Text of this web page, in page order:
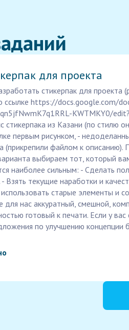
для проекта
стикерпак для проекта
ссылке https://docs.google.com/
KWTMKY0/
стикерпака из Казани (по стилю
первым рисунком, -
(прикрепили файлом к описанию).
выбираем тот, который
наиболее сильным: - Сделать
Взять текущие наработки и
старые элементы и
для нас аккуратный, смешной,
готовый к печати. Если у вас
по улучшению концепции